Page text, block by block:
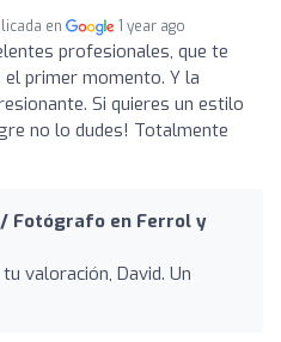
en 1 year ago
profesionales, que te
primer momento. Y la
Si quieres un estilo
no lo dudes! Totalmente
Fotógrafo en Ferrol y
valoración, David. Un